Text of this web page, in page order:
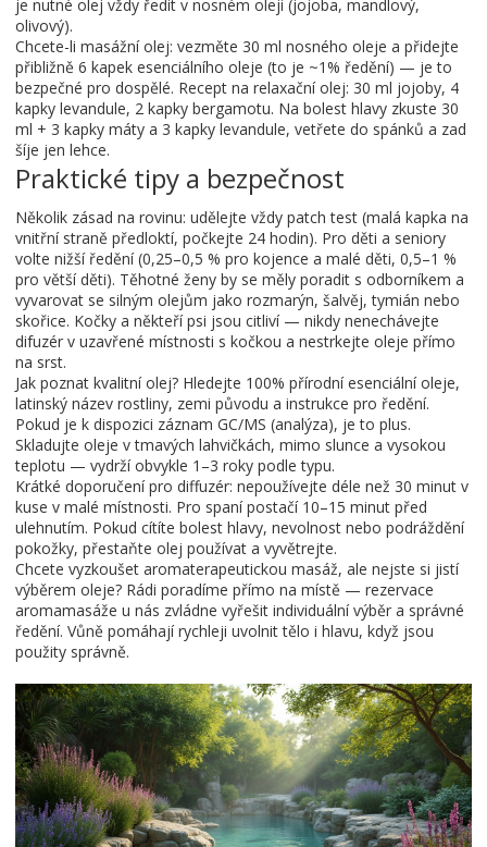
je nutné olej vždy ředit v nosném oleji (jojoba, mandlový,
olivový).
Chcete-li masážní olej: vezměte 30 ml nosného oleje a přidejte
přibližně 6 kapek esenciálního oleje (to je ~1% ředění) — je to
bezpečné pro dospělé. Recept na relaxační olej: 30 ml jojoby, 4
kapky levandule, 2 kapky bergamotu. Na bolest hlavy zkuste 30
ml + 3 kapky máty a 3 kapky levandule, vetřete do spánků a zad
šíje jen lehce.
Praktické tipy a bezpečnost
Několik zásad na rovinu: udělejte vždy patch test (malá kapka na
vnitřní straně předloktí, počkejte 24 hodin). Pro děti a seniory
volte nižší ředění (0,25–0,5 % pro kojence a malé děti, 0,5–1 %
pro větší děti). Těhotné ženy by se měly poradit s odborníkem a
vyvarovat se silným olejům jako rozmarýn, šalvěj, tymián nebo
skořice. Kočky a někteří psi jsou citliví — nikdy nenechávejte
difuzér v uzavřené místnosti s kočkou a nestrkejte oleje přímo
na srst.
Jak poznat kvalitní olej? Hledejte 100% přírodní esenciální oleje,
latinský název rostliny, zemi původu a instrukce pro ředění.
Pokud je k dispozici záznam GC/MS (analýza), je to plus.
Skladujte oleje v tmavých lahvičkách, mimo slunce a vysokou
teplotu — vydrží obvykle 1–3 roky podle typu.
Krátké doporučení pro diffuzér: nepoužívejte déle než 30 minut v
kuse v malé místnosti. Pro spaní postačí 10–15 minut před
ulehnutím. Pokud cítíte bolest hlavy, nevolnost nebo podráždění
pokožky, přestaňte olej používat a vyvětrejte.
Chcete vyzkoušet aromaterapeutickou masáž, ale nejste si jistí
výběrem oleje? Rádi poradíme přímo na místě — rezervace
aromamasáže u nás zvládne vyřešit individuální výběr a správné
ředění. Vůně pomáhají rychleji uvolnit tělo i hlavu, když jsou
použity správně.